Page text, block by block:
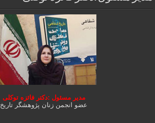
مدیر مسئول :دکتر فائزه توکلی
عضو انجمن زنان پژوهشگر تاریخ